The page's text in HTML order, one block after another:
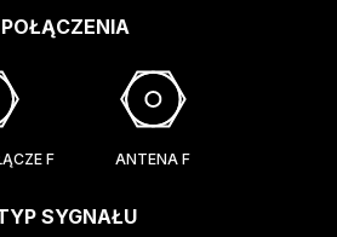
POŁĄCZENIA
F ANTENA F
SYGNAŁU